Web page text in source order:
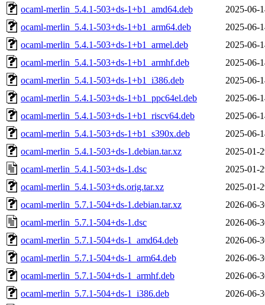
ocaml-merlin_5.4.1-503+ds-1+b1_amd64.deb
2025-06-
ocaml-merlin_5.4.1-503+ds-1+b1_arm64.deb
2025-06-
ocaml-merlin_5.4.1-503+ds-1+b1_armel.deb
2025-06-
ocaml-merlin_5.4.1-503+ds-1+b1_armhf.deb
2025-06-
ocaml-merlin_5.4.1-503+ds-1+b1_i386.deb
2025-06-
ocaml-merlin_5.4.1-503+ds-1+b1_ppc64el.deb
2025-06-
ocaml-merlin_5.4.1-503+ds-1+b1_riscv64.deb
2025-06-
ocaml-merlin_5.4.1-503+ds-1+b1_s390x.deb
2025-06-
ocaml-merlin_5.4.1-503+ds-1.debian.tar.xz
2025-01-
ocaml-merlin_5.4.1-503+ds-1.dsc
2025-01-
ocaml-merlin_5.4.1-503+ds.orig.tar.xz
2025-01-
ocaml-merlin_5.7.1-504+ds-1.debian.tar.xz
2026-06-
ocaml-merlin_5.7.1-504+ds-1.dsc
2026-06-
ocaml-merlin_5.7.1-504+ds-1_amd64.deb
2026-06-
ocaml-merlin_5.7.1-504+ds-1_arm64.deb
2026-06-
ocaml-merlin_5.7.1-504+ds-1_armhf.deb
2026-06-
ocaml-merlin_5.7.1-504+ds-1_i386.deb
2026-06-